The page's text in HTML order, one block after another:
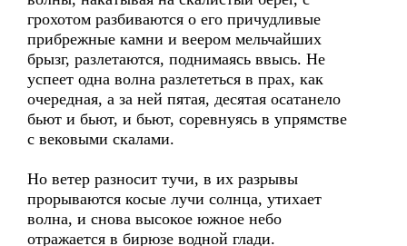
грохотом разбиваются о его причудливые
прибрежные камни и веером мельчайших
брызг, разлетаются, поднимаясь ввысь. Не
успеет одна волна разлететься в прах, как
очередная, а за ней пятая, десятая осатанело
бьют и бьют, и бьют, соревнуясь в упрямстве
с вековыми скалами.
Но ветер разносит тучи, в их разрывы
прорываются косые лучи солнца, утихает
волна, и снова высокое южное небо
отражается в бирюзе водной глади.